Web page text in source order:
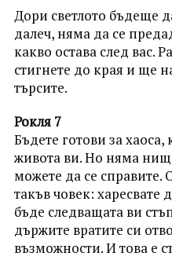
Дори светлото бъдеще
далеч, няма да се
какво остава след вас.
стигнете до края и ще
търсите.
Рокля 7
Бъдете готови за
живота ви. Но няма
можете да се справите.
такъв човек: харесвате
бъде следващата ви
държите вратите си
възможности. И това е